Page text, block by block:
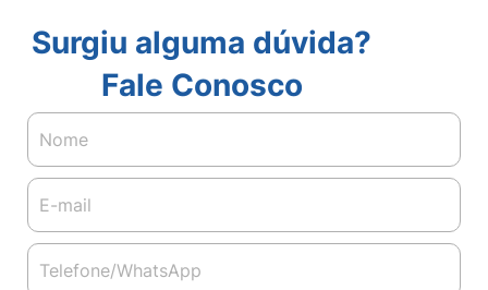
Surgiu alguma dúvida?
Fale Conosco